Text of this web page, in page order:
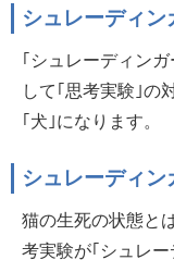
シュレーディ
｢シュレーディン
して｢思考実験｣の
｢犬｣になります。
シュレーディ
猫の生死の状態と
考実験が｢シュレ